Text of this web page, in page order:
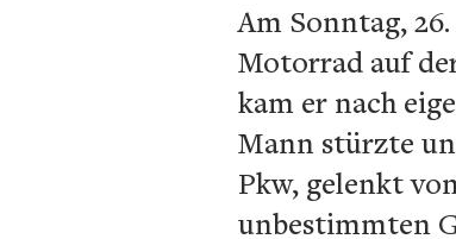
Am Sonntag,
Motorrad auf
kam er nach
Mann stürzte
Pkw, gelenkt
unbestimmten